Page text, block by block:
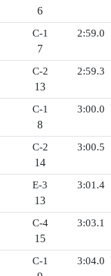
6
C-1
7
2:59.0
C-2
13
2:59.3
C-1
8
3:00.0
C-2
14
3:00.5
E-3
13
3:01.4
C-4
15
3:03.1
C-1 3:04.0